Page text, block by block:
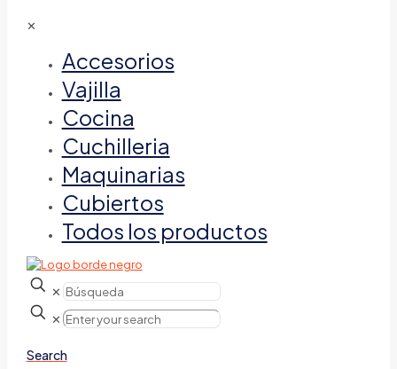
✕
Accesorios
Vajilla
Cocina
Cuchilleria
Maquinarias
Cubiertos
Todos los productos
✕
✕
Search